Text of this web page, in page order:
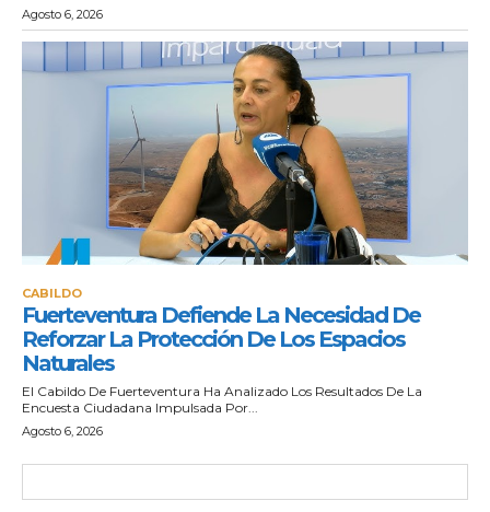
Agosto 6, 2026
CABILDO
Fuerteventura Defiende La Necesidad De
Reforzar La Protección De Los Espacios
Naturales
El Cabildo De Fuerteventura Ha Analizado Los Resultados De La
Encuesta Ciudadana Impulsada Por...
Agosto 6, 2026